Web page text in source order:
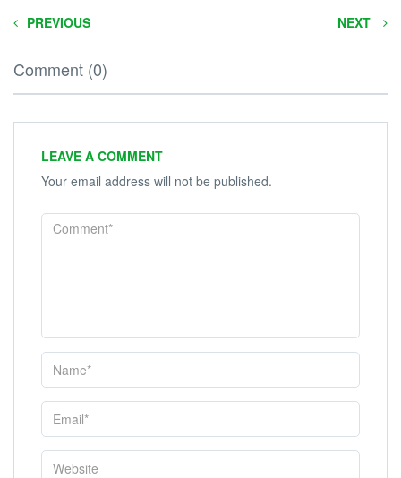
PREVIOUS NEXT
Comment (0)
LEAVE A COMMENT
Your email address will not be published.